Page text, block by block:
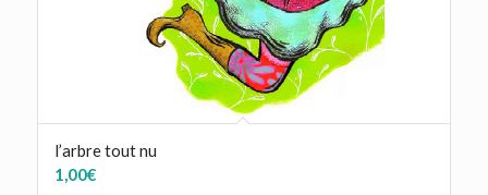
l’arbre tout nu
1,00€